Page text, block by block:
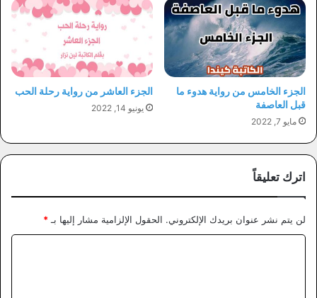
الجزء الخامس من رواية هدوء ما
قبل العاصفة
مايو 7, 2022
الجزء العاشر من رواية رحلة الحب
يونيو 14, 2022
اترك تعليقاً
لن يتم نشر عنوان بريدك الإلكتروني. الحقول الإلزامية مشار إليها بـ *